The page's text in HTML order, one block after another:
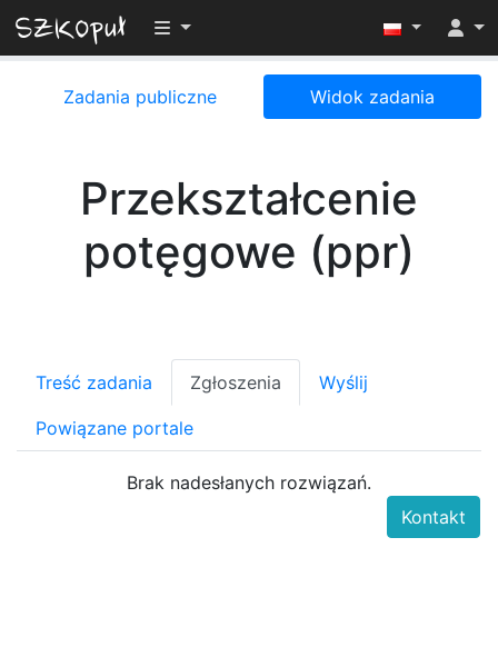
Przełącz widoczność menu
Zadania publiczne Widok zadania
Przekształcenie
potęgowe (ppr)
Treść zadania Zgłoszenia Wyślij
Powiązane portale
Brak nadesłanych rozwiązań.
Kontakt